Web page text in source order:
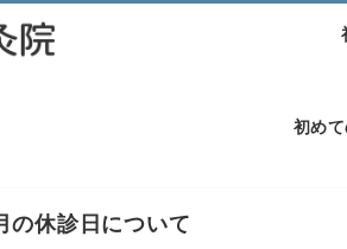
初め
の休診日について